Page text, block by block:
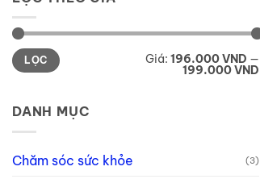
Giá
tối
thiểu
Giá
tối
đa
LỌC Giá: 196.000 VND —
199.000 VND
DANH MỤC
Chăm sóc sức khỏe (3)